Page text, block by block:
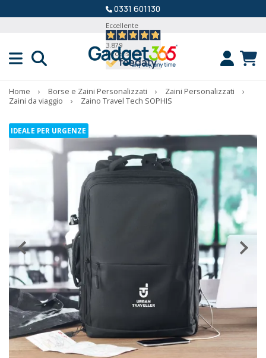
0331 601130
Eccellente
3.879
Recensioni
Home › Borse e Zaini Personalizzati › Zaini Personalizzati
›
Zaini da viaggio
› Zaino Travel Tech SOPHIS
IDEALE PER URGENZE